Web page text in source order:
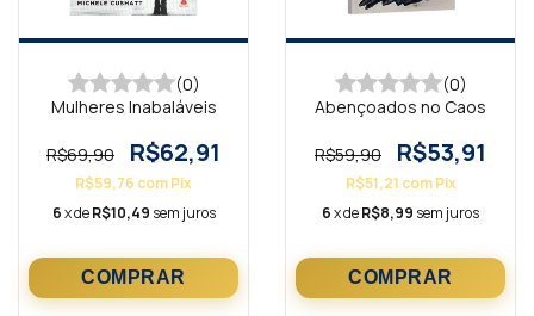
(0)
Mulheres Inabaláveis
R$69,90 R$62,91
R$59,76 comPix
6x deR$10,49 sem juros
(0)
Abençoados no Caos
R$59,90 R$53,91
R$51,21 com Pix
6x deR$8,99 sem juros